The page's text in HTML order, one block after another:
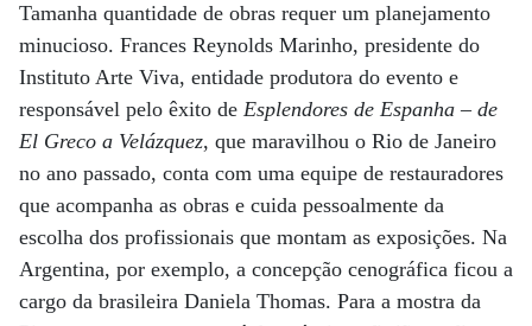
Tamanha quantidade de obras requer um planejamento
minucioso. Frances Reynolds Marinho, presidente do
Instituto Arte Viva, entidade produtora do evento e
responsável pelo êxito de Esplendores de Espanha – de
El Greco a Velázquez, que maravilhou o Rio de Janeiro
no ano passado, conta com uma equipe de restauradores
que acompanha as obras e cuida pessoalmente da
escolha dos profissionais que montam as exposições. Na
Argentina, por exemplo, a concepção cenográfica ficou a
cargo da brasileira Daniela Thomas. Para a mostra da